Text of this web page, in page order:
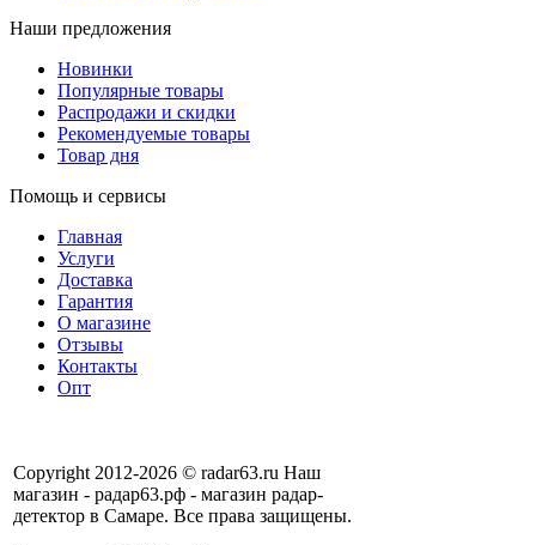
Наши предложения
Новинки
Популярные товары
Распродажи и скидки
Рекомендуемые товары
Товар дня
Помощь и сервисы
Главная
Услуги
Доставка
Гарантия
О магазине
Отзывы
Контакты
Опт
Copyright 2012-2026 © radar63.ru Наш
магазин - радар63.рф - магазин радар-
детектор в Самаре. Все права защищены.